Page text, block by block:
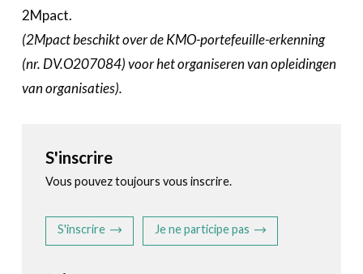
2Mpact.
(2Mpact beschikt over de KMO-portefeuille-erkenning
(nr. DV.O207084) voor het organiseren van opleidingen
van organisaties).
S'inscrire
Vous pouvez toujours vous inscrire.
S'inscrire Je ne participe pas